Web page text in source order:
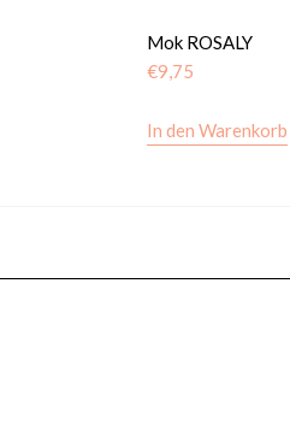
Mok ROSALY
€9,75
In den Warenkorb